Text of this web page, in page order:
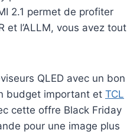
2.1 permet de profiter
et l’ALLM, vous avez tout
QLED avec un bon
budget important et TCL
cette offre Black Friday
pour une image plus